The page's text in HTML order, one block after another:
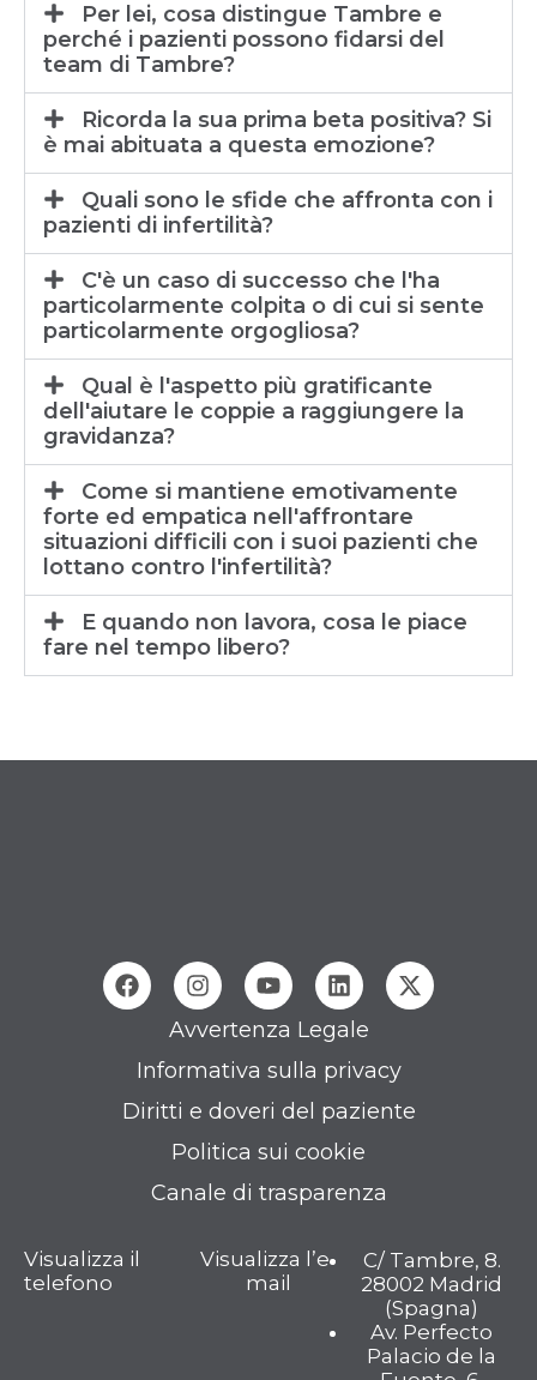
Per lei, cosa distingue Tambre e
perché i pazienti possono fidarsi del
team di Tambre?
Ricorda la sua prima beta positiva? Si
è mai abituata a questa emozione?
Quali sono le sfide che affronta con i
pazienti di infertilità?
C'è un caso di successo che l'ha
particolarmente colpita o di cui si sente
particolarmente orgogliosa?
Qual è l'aspetto più gratificante
dell'aiutare le coppie a raggiungere la
gravidanza?
Come si mantiene emotivamente
forte ed empatica nell'affrontare
situazioni difficili con i suoi pazienti che
lottano contro l'infertilità?
E quando non lavora, cosa le piace
fare nel tempo libero?
Avvertenza Legale
Informativa sulla privacy
Diritti e doveri del paziente
Politica sui cookie
Canale di trasparenza
Visualizza il
telefono
Visualizza l’e-
mail
C/ Tambre, 8.
28002 Madrid
(Spagna)
Av. Perfecto
Palacio de la